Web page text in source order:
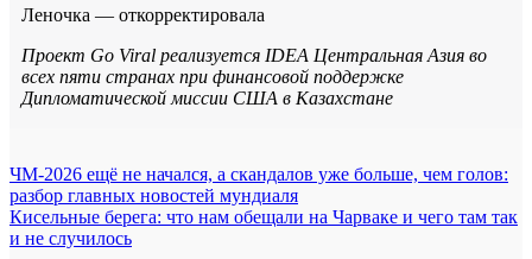
Леночка — откорректировала
Проект Go Viral реализуется IDEA Центральная Азия во
всех пяти странах при финансовой поддержке
Дипломатической миссии США в Казахстане
Навигация
по
записям
ЧМ-2026 ещё не начался, а скандалов уже больше, чем голов:
разбор главных новостей мундиаля
Кисельные берега: что нам обещали на Чарваке и чего там так
и не случилось